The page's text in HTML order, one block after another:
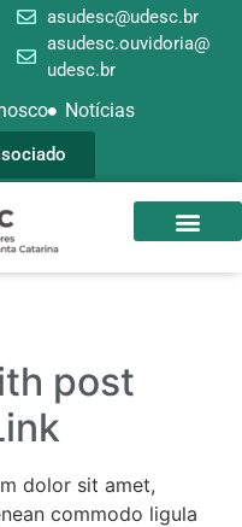
asudesc@udesc.br
asudesc.ouvidoria@
udesc.br
Notícias
post
dolor sit amet,
commodo ligula